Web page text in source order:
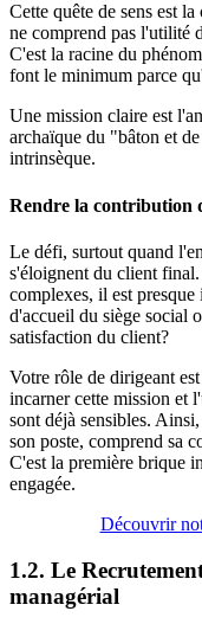
Cette quête de sens est
ne comprend pas l'utilité
C'est la racine du
font le minimum parce
Une mission claire est
archaïque du "bâton et
intrinsèque.
Rendre la contribution
Le défi, surtout quand
s'éloignent du client
complexes, il est
d'accueil du siège social
satisfaction du client?
Votre rôle de dirigeant
incarner cette mission et
sont déjà sensibles.
son poste, comprend sa
C'est la première brique
engagée.
Découvrir
1.2. Le
managérial